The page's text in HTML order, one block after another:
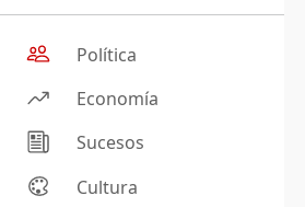
Política
Economía
Sucesos
Cultura